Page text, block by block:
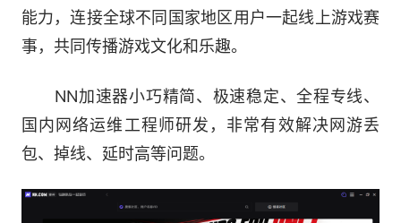
能力，连接全球不同国家地区用户一起线上游戏赛
事，共同传播游戏文化和乐趣。
NN加速器小巧精简、极速稳定、全程专线、
国内网络运维工程师研发，非常有效解决网游丢
包、掉线、延时高等问题。